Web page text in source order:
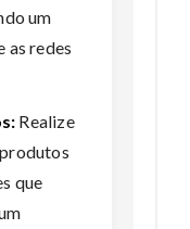
um
as redes
Realize
que